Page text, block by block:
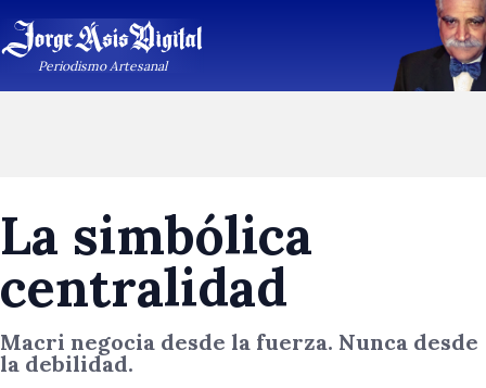
Periodismo Artesanal
La simbólica
centralidad
Macri negocia desde la fuerza. Nunca desde
la debilidad.